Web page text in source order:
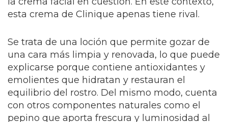
esta crema de Clinique apenas tiene rival.
Se trata de una loción que permite gozar de
una cara más limpia y renovada, lo que puede
explicarse porque contiene antioxidantes y
emolientes que hidratan y restauran el
equilibrio del rostro. Del mismo modo, cuenta
con otros componentes naturales como el
pepino que aporta frescura y luminosidad al